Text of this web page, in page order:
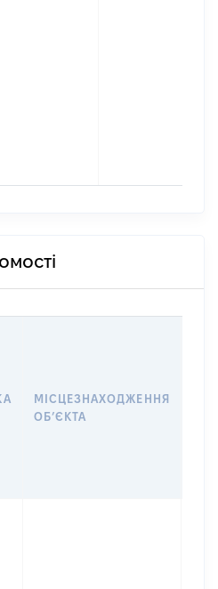
МІСЦЕЗНАХОДЖЕННЯ
ОБʼЄКТА